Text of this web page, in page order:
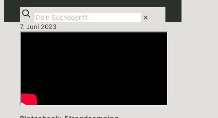
✕
7. Juni 2023